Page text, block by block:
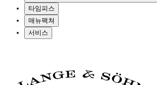
타임피스
매뉴팩쳐
서비스